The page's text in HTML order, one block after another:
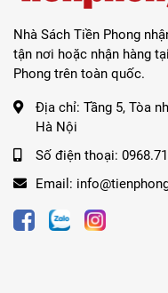
Nhà Sách Tiền Phong
tận nơi hoặc nhận hàng
Phong trên toàn quốc.
Địa chỉ: Tầng 5, Tòa
Hà Nội
Số điện thoại:
Email: